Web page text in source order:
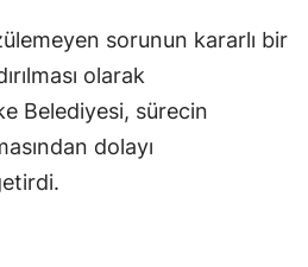
sorunun kararlı bir
olarak
Belediyesi, sürecin
dolayı